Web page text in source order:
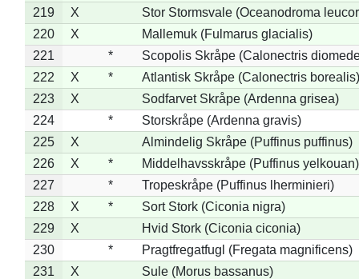
219 X
Stor Stormsvale (Oceanodroma
220
X
Mallemuk (Fulmarus glacialis)
221
*
Scopolis Skråpe (Calonectris
222
X *
Atlantisk Skråpe (Calonectris borealis)
223
X
Sodfarvet Skråpe (Ardenna grisea)
224
*
Storskråpe (Ardenna gravis)
225
X
Almindelig Skråpe (Puffinus puffinus)
226
X *
Middelhavsskråpe (Puffinus yelkouan)
227
*
Tropeskråpe (Puffinus lherminieri)
228
X *
Sort Stork (Ciconia nigra)
229
X
Hvid Stork (Ciconia ciconia)
230
*
Pragtfregatfugl (Fregata magnificens)
231
X
Sule (Morus bassanus)